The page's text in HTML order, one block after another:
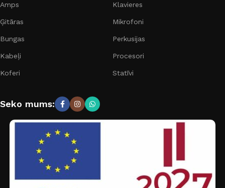
Amps
Ģitāras
Bungas
Kabeļi
Koferi
Klavieres
Mikrofoni
Perkusijas
Procesori
Statīvi
Seko mums: